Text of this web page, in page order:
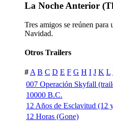
La Noche Anterior
Tres amigos se reúnen para
Navidad.
Otros Trailers
# A B C D E F G H I J K L
007 Operación Skyfall
10000 B.C.
12 Años de Esclavitud (12
12 Horas (Gone)